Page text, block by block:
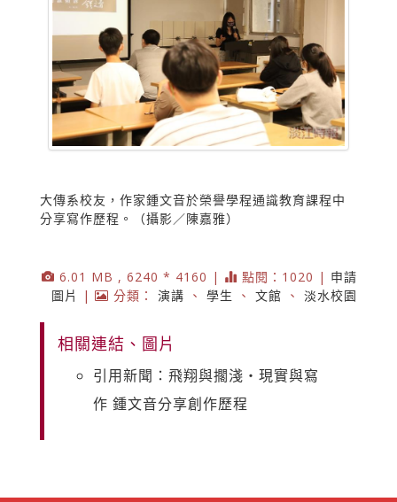
大傳系校友，作家鍾文音於榮譽學程通識教育課程中
分享寫作歷程。（攝影／陳嘉雅）
6.01 MB , 6240 * 4160 | 點閱：1020 | 申請
圖片
| 分類： 演講 、 學生 、 文館 、 淡水校園
相關連結、圖片
引用新聞：飛翔與擱淺‧現實與寫
作 鍾文音分享創作歷程